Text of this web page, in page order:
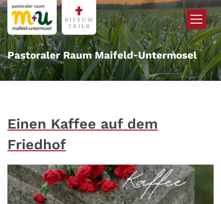
Zum Inhalt springen
Pastoraler Raum Maifeld‑Untermosel
Einen Kaffee auf dem
Friedhof